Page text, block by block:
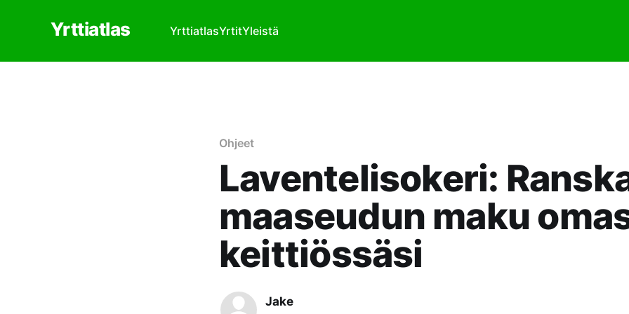
Yrttiatlas YrttiatlasYrtitYleistä
Ohjeet
Laventelisokeri:
maaseudun maku
keittiössäsi
Jake